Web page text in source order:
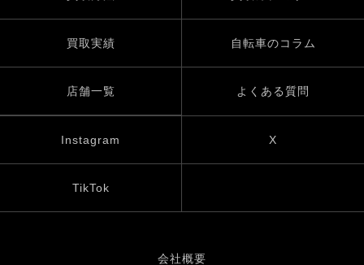
買取実績 自転車のコラム
店舗一覧 よくある質問
Instagram X
TikTok
会社概要